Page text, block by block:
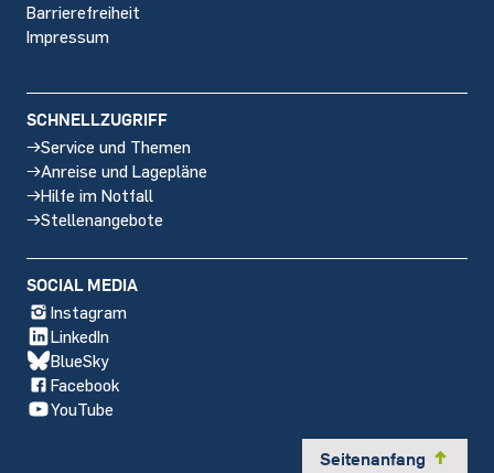
Barrierefreiheit
Impressum
SCHNELLZUGRIFF
Service und Themen
Anreise und Lagepläne
Hilfe im Notfall
Stellenangebote
SOCIAL MEDIA
Instagram
LinkedIn
BlueSky
Facebook
YouTube
Seitenanfang y